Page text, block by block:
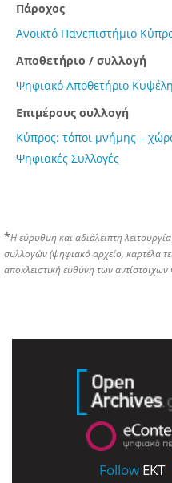
Πάροχος
Ανοικτό Πανεπιστήμιο
Αποθετήριο / συλλογή
Ψηφιακό Αποθετήριο Κυψέλη
Επιμέρους συλλογή
Κύπρος: τόποι μνήμης –
Ψηφιακές Συλλογές
*Η εύρυθμη και αδιάλειπτη
συλλογών (ψηφιακό αρχείο, καρτέλα
αποκλειστική ευθύνη των
Follow EKT